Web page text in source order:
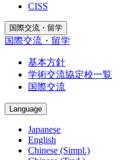
CISS
国際交流・留学
国際交流・留学
基本方針
学術交流協定校一覧
国際交流
Language
Japanese
English
Chinese (Simpl.)